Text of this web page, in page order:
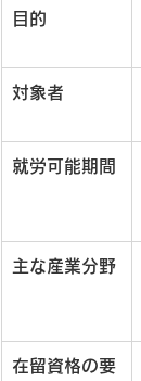
目的
対象者
就労可能期間
主な産業分野
在留資格の要